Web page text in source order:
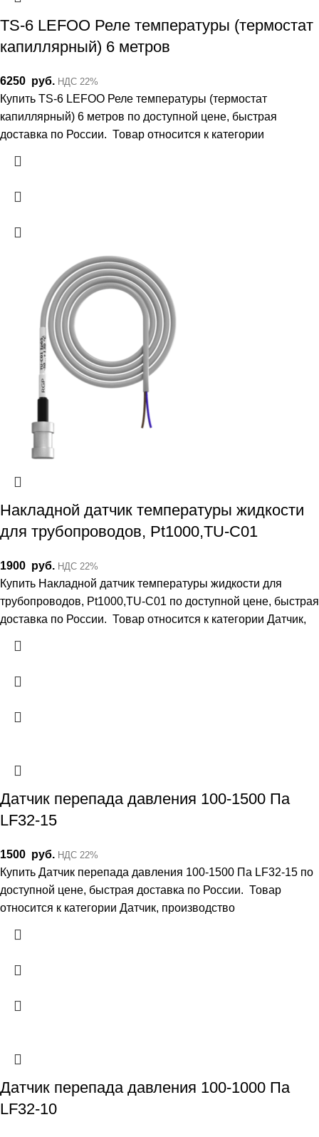
TS-6 LEFOO Реле температуры (термостат
капиллярный) 6 метров
6250 руб. НДС 22%
Купить TS-6 LEFOO Реле температуры (термостат
капиллярный) 6 метров по доступной цене, быстрая
доставка по России. Товар относится к категории
Накладной датчик температуры жидкости
для трубопроводов, Pt1000,TU-C01
1900 руб. НДС 22%
Купить Накладной датчик температуры жидкости для
трубопроводов, Pt1000,TU-C01 по доступной цене, быстрая
доставка по России. Товар относится к категории Датчик,
Датчик перепада давления 100-1500 Па
LF32-15
1500 руб. НДС 22%
Купить Датчик перепада давления 100-1500 Па LF32-15 по
доступной цене, быстрая доставка по России. Товар
относится к категории Датчик, производство
Датчик перепада давления 100-1000 Па
LF32-10